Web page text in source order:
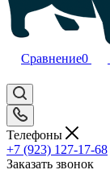
Сравнение0
Телефоны
+7 (923) 127-17-68
Заказать звонок